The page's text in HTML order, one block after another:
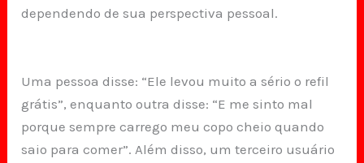
dependendo de sua perspectiva pessoal.
Uma pessoa disse: “Ele levou muito a sério o refil
grátis”, enquanto outra disse: “E me sinto mal
porque sempre carrego meu copo cheio quando
saio para comer”. Além disso, um terceiro usuário